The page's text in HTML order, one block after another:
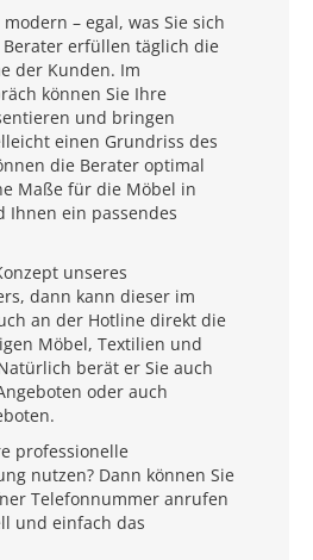
– egal, was Sie sich
erfüllen täglich die
der Kunden. Im
können Sie Ihre
und bringen
einen Grundriss des
die Berater optimal
Maße für die Möbel in
Ihnen ein passendes
unseres
dann kann dieser im
an der Hotline direkt die
Möbel, Textilien und
berät er Sie auch
oder auch
professionelle
nutzen? Dann können Sie
Telefonnummer anrufen
und einfach das